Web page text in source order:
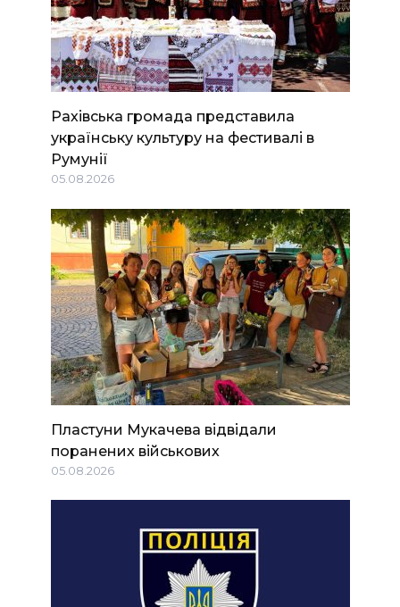
Рахівська громада представила
українську культуру на фестивалі в
Румунії
05.08.2026
Пластуни Мукачева відвідали
поранених військових
05.08.2026